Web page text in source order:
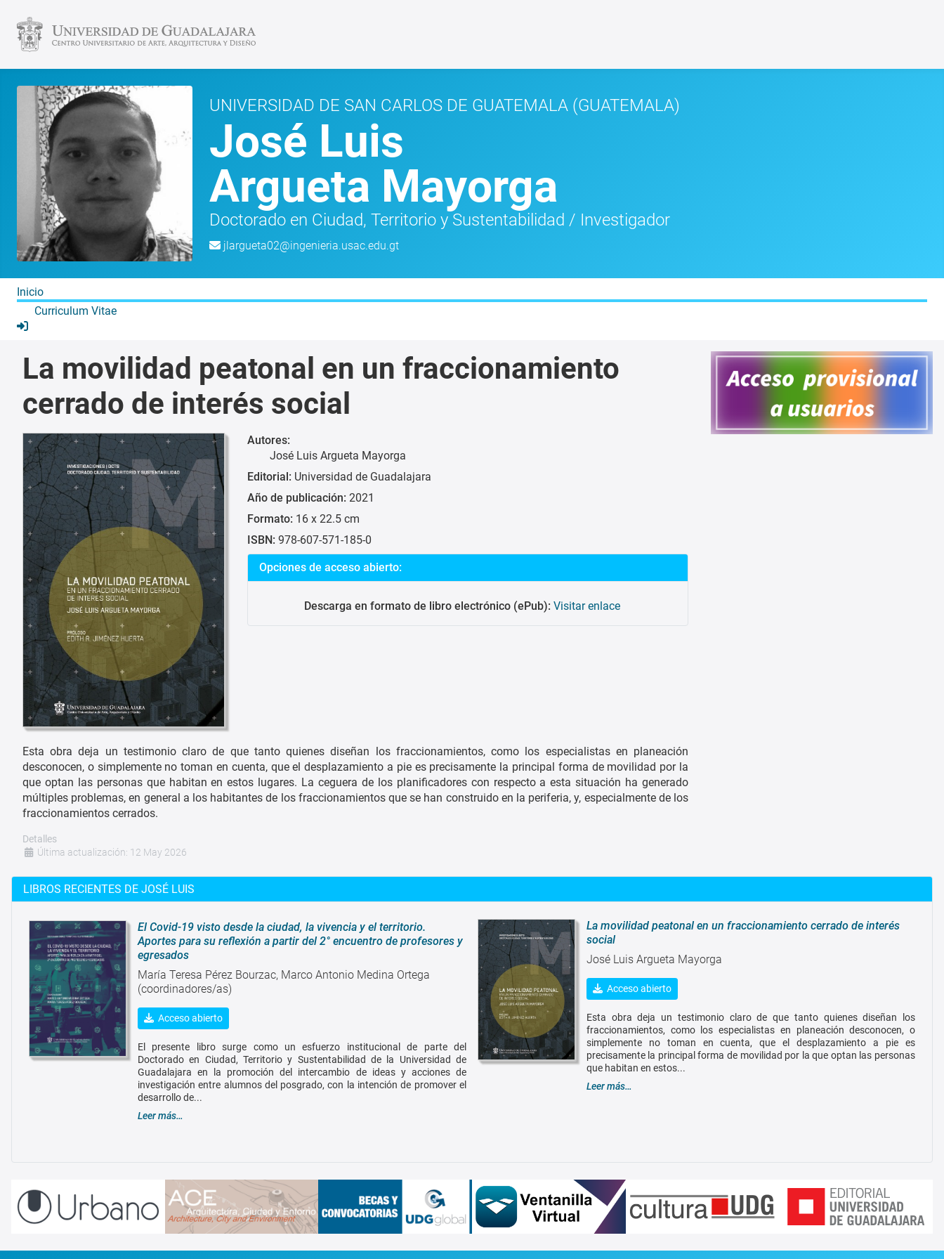
UNIVERSIDAD DE SAN CARLOS DE GUATEMALA (GUATEMALA)
José Luis
Argueta Mayorga
Doctorado en Ciudad, Territorio y Sustentabilidad / Investigador
jlargueta02@ingenieria.usac.edu.gt
Inicio
Curriculum Vitae
La movilidad peatonal en un fraccionamiento
cerrado de interés social
Autores:
José Luis Argueta Mayorga
Editorial: Universidad de Guadalajara
Año de publicación: 2021
Formato: 16 x 22.5 cm
ISBN: 978-607-571-185-0
Opciones de acceso abierto:
Descarga en formato de libro electrónico (ePub): Visitar enlace
Esta obra deja un testimonio claro de que tanto quienes diseñan los fraccionamientos, como los especialistas en planeación
desconocen, o simplemente no toman en cuenta, que el desplazamiento a pie es precisamente la principal forma de movilidad por la
que optan las personas que habitan en estos lugares. La ceguera de los planificadores con respecto a esta situación ha generado
múltiples problemas, en general a los habitantes de los fraccionamientos que se han construido en la periferia, y, especialmente de los
fraccionamientos cerrados.
Detalles
Última actualización: 12 May 2026
LIBROS RECIENTES DE JOSÉ LUIS
El Covid-19 visto desde la ciudad, la vivencia y el territorio.
Aportes para su reflexión a partir del 2° encuentro de profesores y
egresados
María Teresa Pérez Bourzac, Marco Antonio Medina Ortega
(coordinadores/as)
Acceso abierto
El presente libro surge como un esfuerzo institucional de parte del
Doctorado en Ciudad, Territorio y Sustentabilidad de la Universidad de
Guadalajara en la promoción del intercambio de ideas y acciones de
investigación entre alumnos del posgrado, con la intención de promover el
desarrollo de...
Leer más…
La movilidad peatonal en un fraccionamiento cerrado de interés
social
José Luis Argueta Mayorga
Acceso abierto
Esta obra deja un testimonio claro de que tanto quienes diseñan los
fraccionamientos, como los especialistas en planeación desconocen, o
simplemente no toman en cuenta, que el desplazamiento a pie es
precisamente la principal forma de movilidad por la que optan las personas
que habitan en estos...
Leer más…